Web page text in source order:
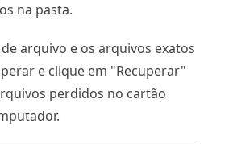
na pasta.
arquivo e os arquivos exatos
e clique em "Recuperar"
perdidos no cartão